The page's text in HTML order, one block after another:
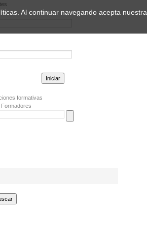
formativas
Al continuar navegando acepta nuestra